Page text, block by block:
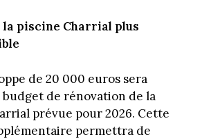
la piscine Charrial plus
de 20 000 euros sera
budget de rénovation de la
prévue pour 2026. Cette
permettra de